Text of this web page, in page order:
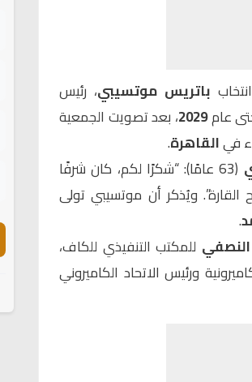
انتخاب باتريس موتسيبي، رئيس
عام2029، بعد تصويت الجمعية
فيالقاهرة.
(63 عامًا): “شكرًا لكم، كان شرفًا
ويُذكر أن موتسيبي تولى
.
النصفي للمكتب التنفيذي للكاف،
ورئيس الاتحاد الكاميروني